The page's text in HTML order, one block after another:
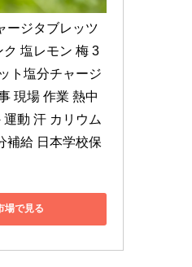
ージタブレッツ
ク 塩レモン 梅 3
ト塩分チャージ
現場 作業 熱中
動 汗 カリウム
補給 日本学校保
場で見る